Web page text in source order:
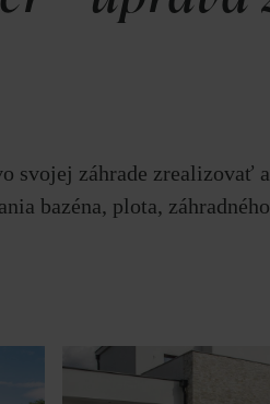
svojej záhrade zrealizovať
bazéna, plota,